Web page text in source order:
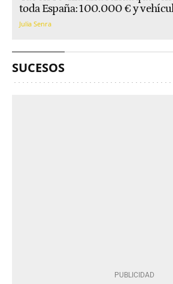
toda España: 100.000 € y
Julia Senra
SUCESOS